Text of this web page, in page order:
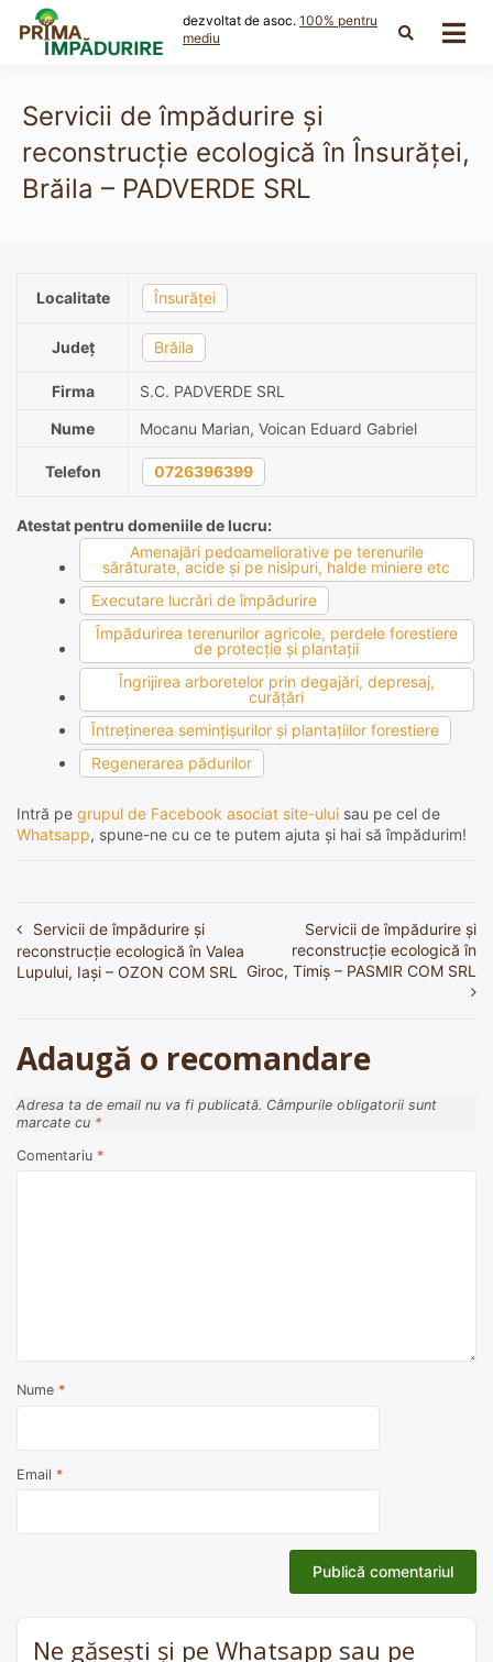
content
dezvoltat de asoc. 100% pentru
mediu
Servicii de împădurire și
reconstrucție ecologică în Însurăței,
Brăila – PADVERDE SRL
Localitate Însurăţei
Județ Brăila
Firma
S.C. PADVERDE SRL
Nume
Mocanu Marian, Voican Eduard Gabriel
Telefon 0726396399
Atestat pentru domeniile de lucru:
Amenajări pedoameliorative pe terenurile
sărăturate, acide şi pe nisipuri, halde miniere etc
Executare lucrări de împădurire
Împădurirea terenurilor agricole, perdele forestiere
de protecţie şi plantaţii
Îngrijirea arboretelor prin degajări, depresaj,
curăţări
Întreţinerea seminţişurilor şi plantaţiilor forestiere
Regenerarea pădurilor
Intră pe grupul de Facebook asociat site-ului sau pe cel de
Whatsapp, spune-ne cu ce te putem ajuta și hai să împădurim!
Navigare
în
Servicii de împădurire și
reconstrucție ecologică în Valea
Lupului, Iași – OZON COM SRL
Servicii de împădurire și
reconstrucție ecologică în
Giroc, Timiș – PASMIR COM SRL
Adaugă o recomandare
Adresa ta de email nu va fi publicată. Câmpurile obligatorii sunt
marcate cu *
Comentariu *
Nume *
Email *
Ne găsești și pe Whatsapp sau pe